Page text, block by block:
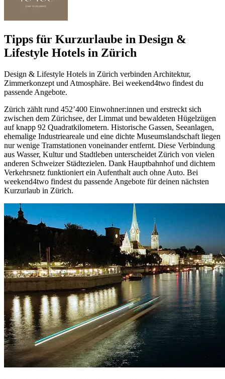
Tipps für Kurzurlaube in Design &
Lifestyle Hotels in Zürich
Design & Lifestyle Hotels in Zürich verbinden Architektur,
Zimmerkonzept und Atmosphäre. Bei weekend4two findest du
passende Angebote.
Zürich zählt rund 452’400 Einwohner:innen und erstreckt sich
zwischen dem Zürichsee, der Limmat und bewaldeten Hügelzügen
auf knapp 92 Quadratkilometern. Historische Gassen, Seeanlagen,
ehemalige Industrieareale und eine dichte Museumslandschaft liegen
nur wenige Tramstationen voneinander entfernt. Diese Verbindung
aus Wasser, Kultur und Stadtleben unterscheidet Zürich von vielen
anderen Schweizer Städtezielen. Dank Hauptbahnhof und dichtem
Verkehrsnetz funktioniert ein Aufenthalt auch ohne Auto. Bei
weekend4two findest du passende Angebote für deinen nächsten
Kurzurlaub in Zürich.